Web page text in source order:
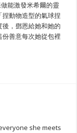
能激發米希爾的靈
動物造型的氣球捏
，鄧恩給她和她的
善意每次她從包裡
she meets